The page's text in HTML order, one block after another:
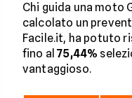
Chi guida una moto
calcolato un
Facile.it, ha potuto
fino al75,44%
vantaggioso.